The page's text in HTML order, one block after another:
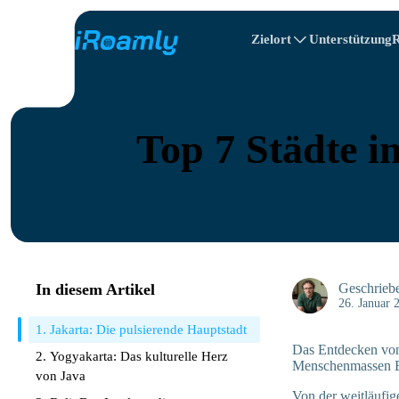
Zielort Unterstützung
Bulgarien
Top 7 Städte
In diesem Artikel
1. Jakarta: Die pulsierende Hauptstadt
2. Yogyakarta: Das kulturelle Herz
von Java
26. Januar
Das Entdecken
Von der